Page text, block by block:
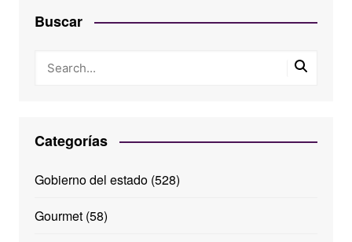
Buscar
Categorías
Gobierno del estado(528)
Gourmet(58)